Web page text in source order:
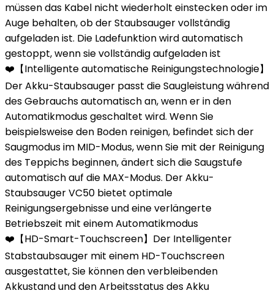
müssen das Kabel nicht wiederholt einstecken oder im
Auge behalten, ob der Staubsauger vollständig
aufgeladen ist. Die Ladefunktion wird automatisch
gestoppt, wenn sie vollständig aufgeladen ist
❤️【Intelligente automatische Reinigungstechnologie】
Der Akku-Staubsauger passt die Saugleistung während
des Gebrauchs automatisch an, wenn er in den
Automatikmodus geschaltet wird. Wenn Sie
beispielsweise den Boden reinigen, befindet sich der
Saugmodus im MID-Modus, wenn Sie mit der Reinigung
des Teppichs beginnen, ändert sich die Saugstufe
automatisch auf die MAX-Modus. Der Akku-
Staubsauger VC50 bietet optimale
Reinigungsergebnisse und eine verlängerte
Betriebszeit mit einem Automatikmodus
❤️【HD-Smart-Touchscreen】Der Intelligenter
Stabstaubsauger mit einem HD-Touchscreen
ausgestattet, Sie können den verbleibenden
Akkustand und den Arbeitsstatus des Akku